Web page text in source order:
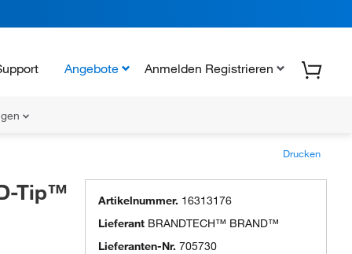
Angebote Anmelden Registrieren
Drucken
Tip™ Artikelnummer. 16313176
Lieferant BRANDTECH™ BRAND™
Lieferanten-Nr. 705730